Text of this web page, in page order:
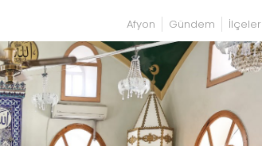
Afyon Gündem İlçeler